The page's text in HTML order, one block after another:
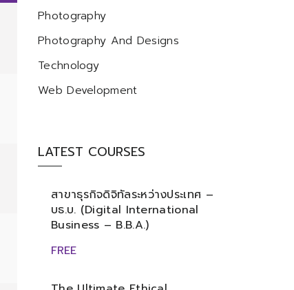
Photography
Photography And Designs
Technology
Web Development
LATEST COURSES
สาขาธุรกิจดิจิทัลระหว่างประเทศ –
บธ.บ. (Digital International
Business – B.B.A.)
FREE